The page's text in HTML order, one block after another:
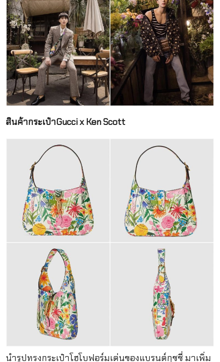
สินค้ากระเป๋าGucci x Ken Scott
นำรูปทรงกระเป๋าโฮโบฟอร์มเด่นของแบรนด์กุชชี่ มาเพิ่ม